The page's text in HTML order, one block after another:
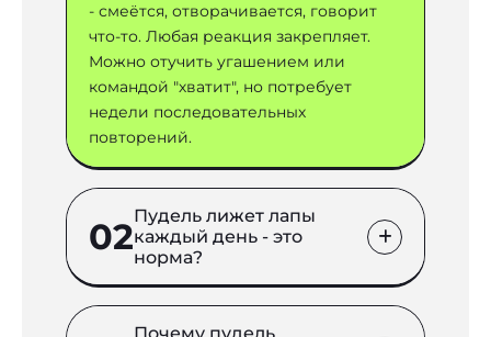
- смеётся, отворачивается, говорит
что-то. Любая реакция закрепляет.
Можно отучить угашением или
командой "хватит", но потребует
недели последовательных
повторений.
02Пудель лижет лапы
каждый день - это
норма?
лапу и там красное, шерсть выпадает,